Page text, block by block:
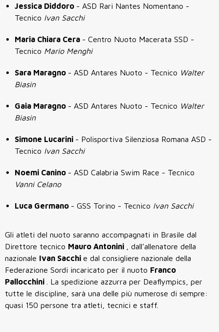
Jessica Diddoro - ASD Rari Nantes Nomentano -
Tecnico Ivan Sacchi
Maria Chiara Cera - Centro Nuoto Macerata SSD -
Tecnico Mario Menghi
Sara Maragno - ASD Antares Nuoto - Tecnico Walter
Biasin
Gaia Maragno - ASD Antares Nuoto - Tecnico Walter
Biasin
Simone Lucarini - Polisportiva Silenziosa Romana ASD -
Tecnico Ivan Sacchi
Noemi Canino - ASD Calabria Swim Race - Tecnico
Vanni Celano
Luca Germano - GSS Torino - Tecnico Ivan Sacchi
Gli atleti del nuoto saranno accompagnati in Brasile dal
Direttore tecnico Mauro Antonini
, dall’allenatore della
nazionale Ivan Sacchi e dal consigliere nazionale della
Federazione Sordi incaricato per il nuoto Franco
Pallocchini
. La spedizione azzurra per Deaflympics, per
tutte le discipline, sarà una delle più numerose di sempre:
quasi 150 persone tra atleti, tecnici e staff.